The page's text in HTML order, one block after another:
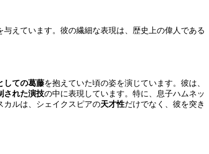
与えています。彼の繊細な表現は、歴史上の偉人である
しての葛藤を抱えていた頃の姿を演じています。彼は、
された演技の中に表現しています。特に、息子ハムネッ
カルは、シェイクスピアの天才性だけでなく、彼を突き